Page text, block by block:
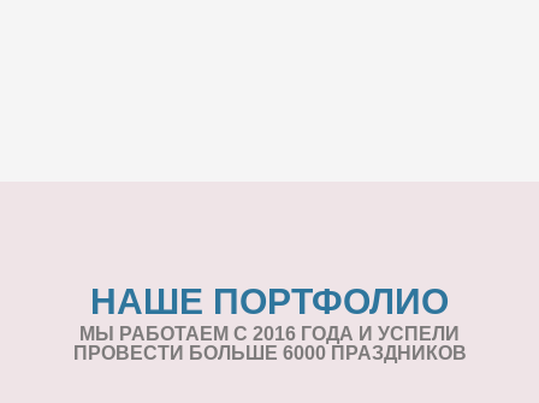
НАШЕ ПОРТФОЛИО
МЫ РАБОТАЕМ С 2016 ГОДА И УСПЕЛИ
ПРОВЕСТИ БОЛЬШЕ 6000 ПРАЗДНИКОВ